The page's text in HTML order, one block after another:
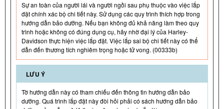
Sự an toàn của người lái và người ngồi sau phụ thuộc vào việc lắp
đặt chính xác bộ chi tiết này. Sử dụng các quy trình thích hợp trong
hướng dẫn bảo dưỡng. Nếu bạn không đủ khả năng làm theo quy
trình hoặc không có đúng dụng cụ, hãy nhờ đại lý của Harley-
Davidson thực hiện việc lắp đặt. Việc lắp sai bộ chi tiết này có thể
dẫn đến thương tích nghiêm trọng hoặc tử vong. (00333b)
LƯU Ý
Tờ hướng dẫn này có tham chiếu đến thông tin hướng dẫn bảo
dưỡng. Quá trình lắp đặt này đòi hỏi phải có sách hướng dẫn bảo